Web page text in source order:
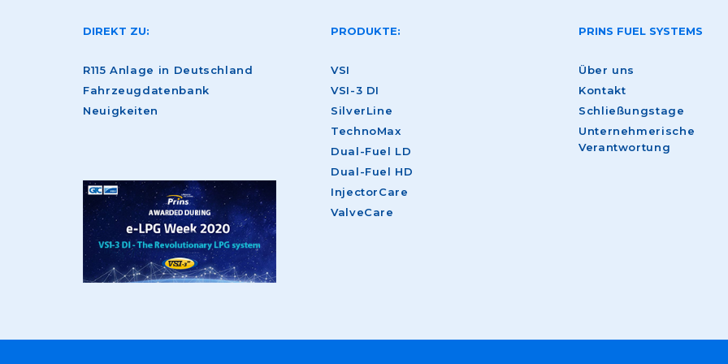
DIREKT ZU:
R115 Anlage in Deutschland
Fahrzeugdatenbank
Neuigkeiten
PRODUKTE:
VSI
VSI-3 DI
SilverLine
TechnoMax
Dual-Fuel LD
Dual-Fuel HD
InjectorCare
ValveCare
PRINS FUEL SYSTEMS
Über uns
Kontakt
Schließungstage
Unternehmerische
Verantwortung